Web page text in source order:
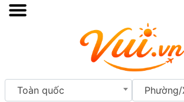
Toàn quốc Phường/